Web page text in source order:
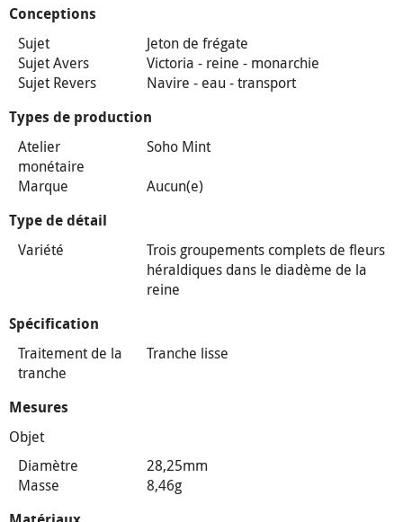
Conceptions
Sujet
Jeton de frégate
Sujet Avers
Victoria - reine - monarchie
Sujet Revers
Navire - eau - transport
Types de production
Atelier
monétaire
Soho Mint
Marque
Aucun(e)
Type de détail
Variété
Trois groupements complets de fleurs
héraldiques dans le diadème de la
reine
Spécification
Traitement de la
tranche
Tranche lisse
Mesures
Objet
Diamètre
28,25mm
Masse
8,46g